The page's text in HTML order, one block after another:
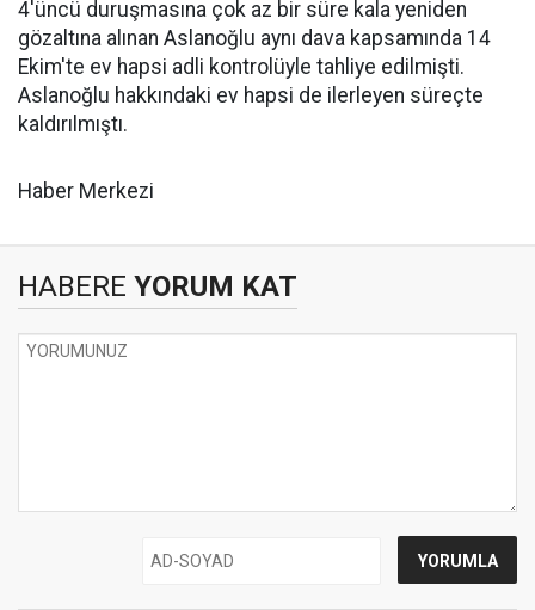
4'üncü duruşmasına çok az bir süre kala yeniden
gözaltına alınan Aslanoğlu aynı dava kapsamında 14
Ekim'te ev hapsi adli kontrolüyle tahliye edilmişti.
Aslanoğlu hakkındaki ev hapsi de ilerleyen süreçte
kaldırılmıştı.
Haber Merkezi
HABERE YORUM KAT